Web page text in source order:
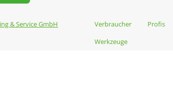
& Service GmbH
Verbraucher Profis
Werkzeuge